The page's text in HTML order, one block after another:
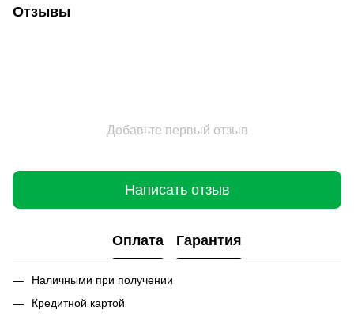
Отзывы
Добавьте первый отзыв
Написать отзыв
Оплата Гарантия
Наличными при получении
Кредитной картой